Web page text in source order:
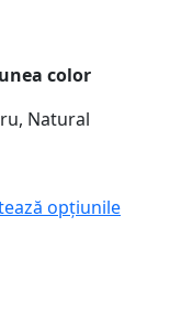
color
Natural
opțiunile